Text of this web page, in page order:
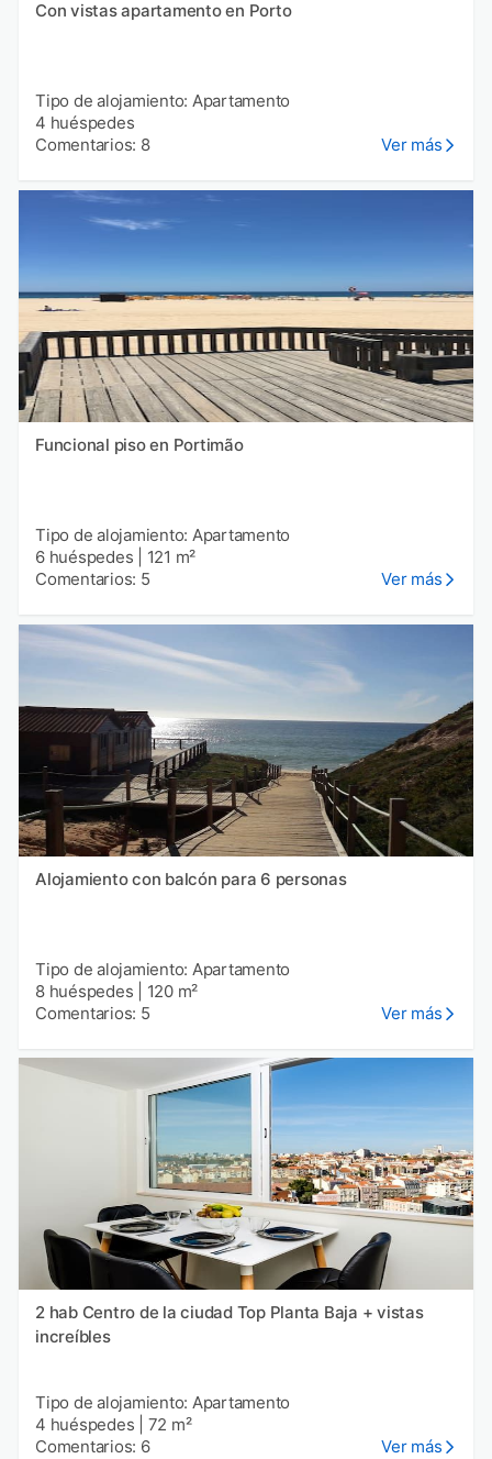
Con vistas apartamento en Porto
Tipo de alojamiento: Apartamento
4 huéspedes
Comentarios: 8
Ver más
Funcional piso en Portimão
Tipo de alojamiento: Apartamento
6 huéspedes
121 m²
Comentarios: 5
Ver más
Alojamiento con balcón para 6 personas
Tipo de alojamiento: Apartamento
8 huéspedes
120 m²
Comentarios: 5
Ver más
2 hab Centro de la ciudad Top Planta Baja + vistas
increíbles
Tipo de alojamiento: Apartamento
4 huéspedes
72 m²
Comentarios: 6
Ver más